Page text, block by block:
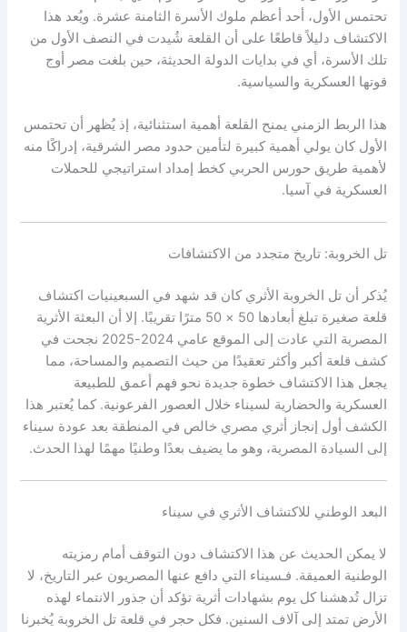
تحتمس الأول، أحد أعظم ملوك الأسرة الثامنة عشرة. ويُعد هذا
الاكتشاف دليلاً قاطعًا على أن القلعة شُيدت في النصف الأول من
تلك الأسرة، أي في بدايات الدولة الحديثة، حين بلغت مصر أوج
قوتها العسكرية والسياسية.
هذا الربط الزمني يمنح القلعة أهمية استثنائية، إذ يُظهر أن تحتمس
الأول كان يولي أهمية كبيرة لتأمين حدود مصر الشرقية، إدراكًا منه
لأهمية طريق حورس الحربي كخط إمداد استراتيجي للحملات
العسكرية في آسيا.
تل الخروبة: تاريخ متجدد من الاكتشافات
يُذكر أن تل الخروبة الأثري كان قد شهد في السبعينيات اكتشاف
قلعة صغيرة تبلغ أبعادها 50 × 50 مترًا تقريبًا. إلا أن البعثة الأثرية
المصرية التي عادت إلى الموقع عامي 2024-2025 نجحت في
كشف قلعة أكبر وأكثر تعقيدًا من حيث التصميم والمساحة، مما
يجعل هذا الاكتشاف خطوة جديدة نحو فهم أعمق للطبيعة
العسكرية والحضارية لسيناء خلال العصور الفرعونية. كما يُعتبر هذا
الكشف أول إنجاز أثري مصري خالص في المنطقة بعد عودة سيناء
إلى السيادة المصرية، وهو ما يضيف بعدًا وطنيًا مهمًا لهذا الحدث.
البعد الوطني للاكتشاف الأثري في سيناء
لا يمكن الحديث عن هذا الاكتشاف دون التوقف أمام رمزيته
الوطنية العميقة. فـسيناء التي دافع عنها المصريون عبر التاريخ، لا
تزال تُدهشنا كل يوم بشهادات أثرية تؤكد أن جذور الانتماء لهذه
الأرض تمتد إلى آلاف السنين. فكل حجر في قلعة تل الخروبة يُخبرنا